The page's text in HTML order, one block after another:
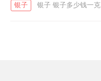
银子 银子 银子多少钱一克